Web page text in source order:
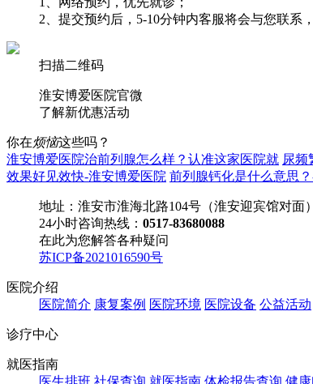
2、提交预约后，5-10分钟内客服将会与您联系
扫描二维码
淮安博爱医院官微
了解新优惠活动
你在烦恼这些吗？
淮安博爱医院治前列腺怎么样？认准这家医院就 尿频
效果好见效快-淮安博爱医院 前列腺钙化是什么意思
地址：淮安市淮海北路104号（淮安迎宾馆对面）
24小时咨询热线： 0517-83680088
在此为您解答各种疑问
苏ICP备2021016590号
医院介绍
医院简介 康复案例 医院环境 医院设备 公益活动
诊疗中心
就医指南
医生排班 社保查询 就医指南 体检报告查询 健